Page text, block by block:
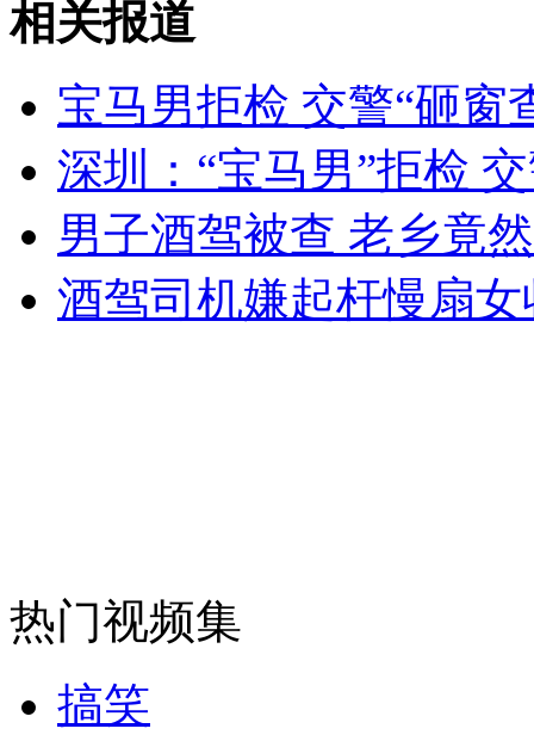
山西运城恶犬咬伤多人 警民合力深夜将其击毙
女孩北京地铁殴打老人 痛下狠手拳打脚踢
安徽一实载49人客车翻车
相关报道
宝马男拒检 交警“砸窗
深圳：“宝马男”拒检
男子酒驾被查 老乡竟
酒驾司机嫌起杆慢扇
热门视频集
搞笑